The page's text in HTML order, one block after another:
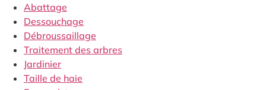
Abattage
Dessouchage
Débroussaillage
Traitement des arbres
Jardinier
Taille de haie